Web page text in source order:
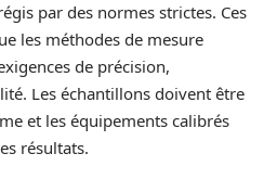
par des normes strictes. Ces
les méthodes de mesure
de précision,
Les échantillons doivent être
et les équipements calibrés
résultats.